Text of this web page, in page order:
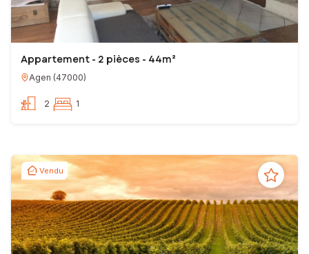
Appartement - 2 pièces - 44m²
Agen (47000)
2 1
Vendu